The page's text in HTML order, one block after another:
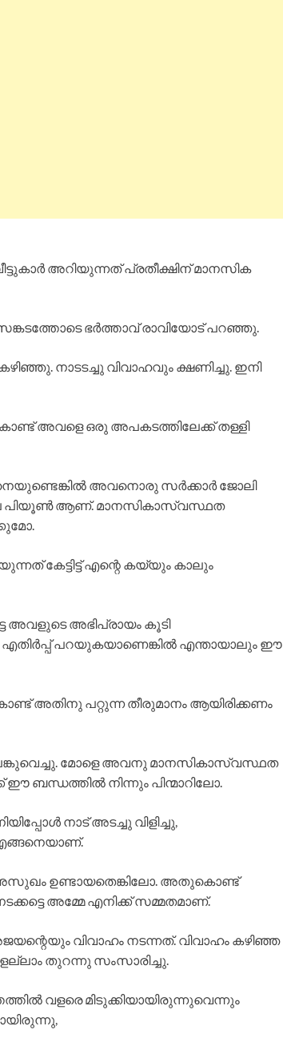
അറിയുന്നത് പ്രതീക്ഷിന് മാനസിക
സങ്കടത്തോടെ ഭർത്താവ് രാവിയോട് പറഞ്ഞു.
നാടടച്ചു വിവാഹവും ക്ഷണിച്ചു. ഇനി
അവളെ ഒരു അപകടത്തിലേക്ക് തള്ളി
അവനൊരു സർക്കാർ ജോലി
പിയൂൺ ആണ്. മാനസികാസ്വസ്ഥത
കേട്ടിട്ട് എന്റെ കയ്യും കാലും
അവളുടെ അഭിപ്രായം കൂടി
എതിർപ്പ് പറയുകയാണെങ്കിൽ എന്തായാലും ഈ
അതിനു പറ്റുന്ന തീരുമാനം ആയിരിക്കണം
മോളെ അവനു മാനസികാസ്വസ്ഥത
ബന്ധത്തിൽ നിന്നും പിന്മാറിലോ.
നാട് അടച്ചു വിളിച്ചു,
എങ്ങനെയാണ്.
ഉണ്ടായതെങ്കിലോ. അതുകൊണ്ട്
അമ്മേ എനിക്ക് സമ്മതമാണ്.
വിവാഹം നടന്നത്. വിവാഹം കഴിഞ്ഞ
തുറന്നു സംസാരിച്ചു.
വളരെ മിടുക്കിയായിരുന്നുവെന്നും